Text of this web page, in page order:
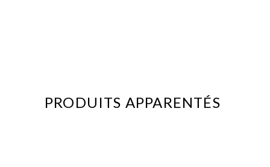
PRODUITS APPARENTÉS